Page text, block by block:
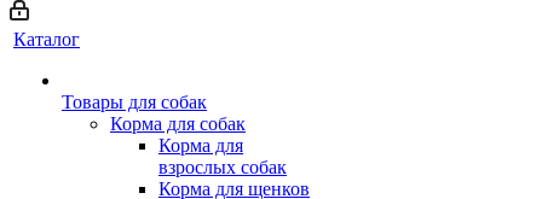
Каталог
Товары для собак
Корма для собак
Корма для
взрослых собак
Корма для щенков